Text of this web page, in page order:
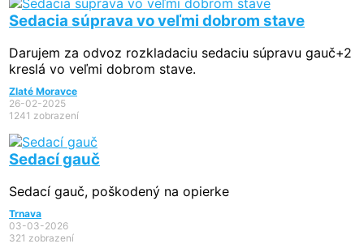
Sedacia súprava vo veľmi dobrom stave
Darujem za odvoz rozkladaciu sedaciu súpravu gauč+2
kreslá vo veľmi dobrom stave.
Zlaté Moravce
26-02-2025
1241 zobrazení
Sedací gauč
Sedací gauč, poškodený na opierke
Trnava
03-03-2026
321 zobrazení